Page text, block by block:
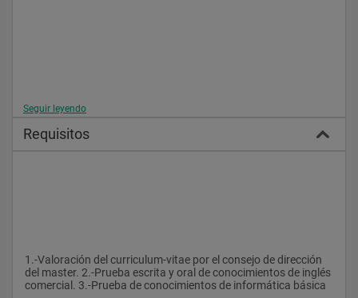
Seguir leyendo
Requisitos
1.-Valoración del curriculum-vitae por el consejo de dirección
del master. 2.-Prueba escrita y oral de conocimientos de inglés
comercial. 3.-Prueba de conocimientos de informática básica